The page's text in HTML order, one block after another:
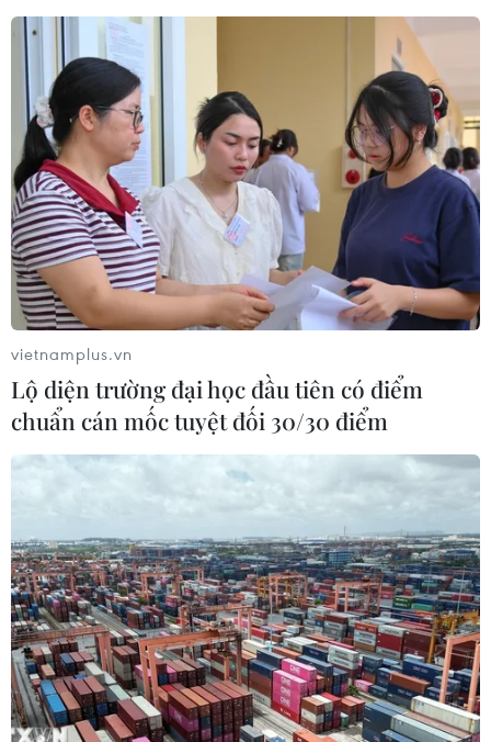
vietnamplus.vn
Lộ diện trường đại học đầu tiên có điểm
chuẩn cán mốc tuyệt đối 30/30 điểm